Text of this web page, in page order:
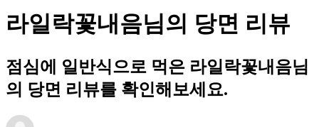
라일락꽃내음님의 당면 리뷰
점심에 일반식으로 먹은 라일락꽃내음님
의 당면 리뷰를 확인해보세요.